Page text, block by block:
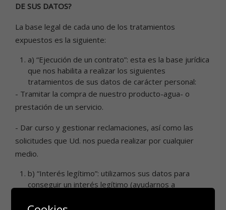
DE SUS DATOS?
La base legal de cada uno de los tratamientos
expuestos es la siguiente:
a) “Ejecución de un contrato”: esta es la base jurídica
que nos habilita a realizar los siguientes
tratamientos de sus datos de carácter personal:
- Tramitar la compra de nuestro producto-agua- o
prestación de un servicio.
- Dar curso y gestionar reclamaciones, así como las
solicitudes que Ud. nos pueda realizar por cualquier
medio.
b) “Interés legítimo”: utilizamos sus datos para
conseguir un interés legítimo (ayudarnos a
de nuestros socios, lo que nos permita mejorar